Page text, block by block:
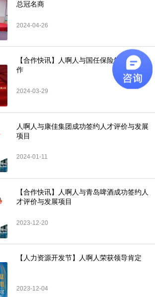
总冠名商
2024-04-26
【合作快讯】人啊人与国任保险签署战略合
作
2024-03-29
人啊人与康佳集团成功签约人才评价与发展
项目
2024-01-11
【合作快讯】人啊人与青岛啤酒成功签约人
才评价与发展项目
2023-12-20
【人力资源开发节】人啊人荣获领导肯定
2023-12-04